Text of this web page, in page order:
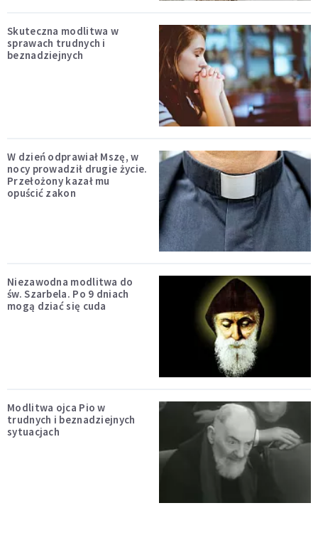
Skuteczna modlitwa w
sprawach trudnych i
beznadziejnych
W dzień odprawiał Mszę, w
nocy prowadził drugie życie.
Przełożony kazał mu
opuścić zakon
Niezawodna modlitwa do
św. Szarbela. Po 9 dniach
mogą dziać się cuda
Modlitwa ojca Pio w
trudnych i beznadziejnych
sytuacjach